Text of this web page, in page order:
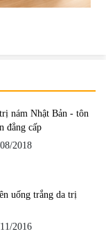
nám Nhật Bản - tôn
đẳng cấp
2018
uống trắng da trị
2016